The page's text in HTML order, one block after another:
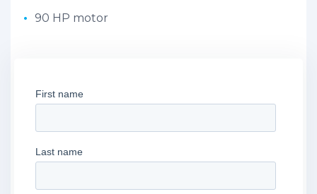
90 HP motor